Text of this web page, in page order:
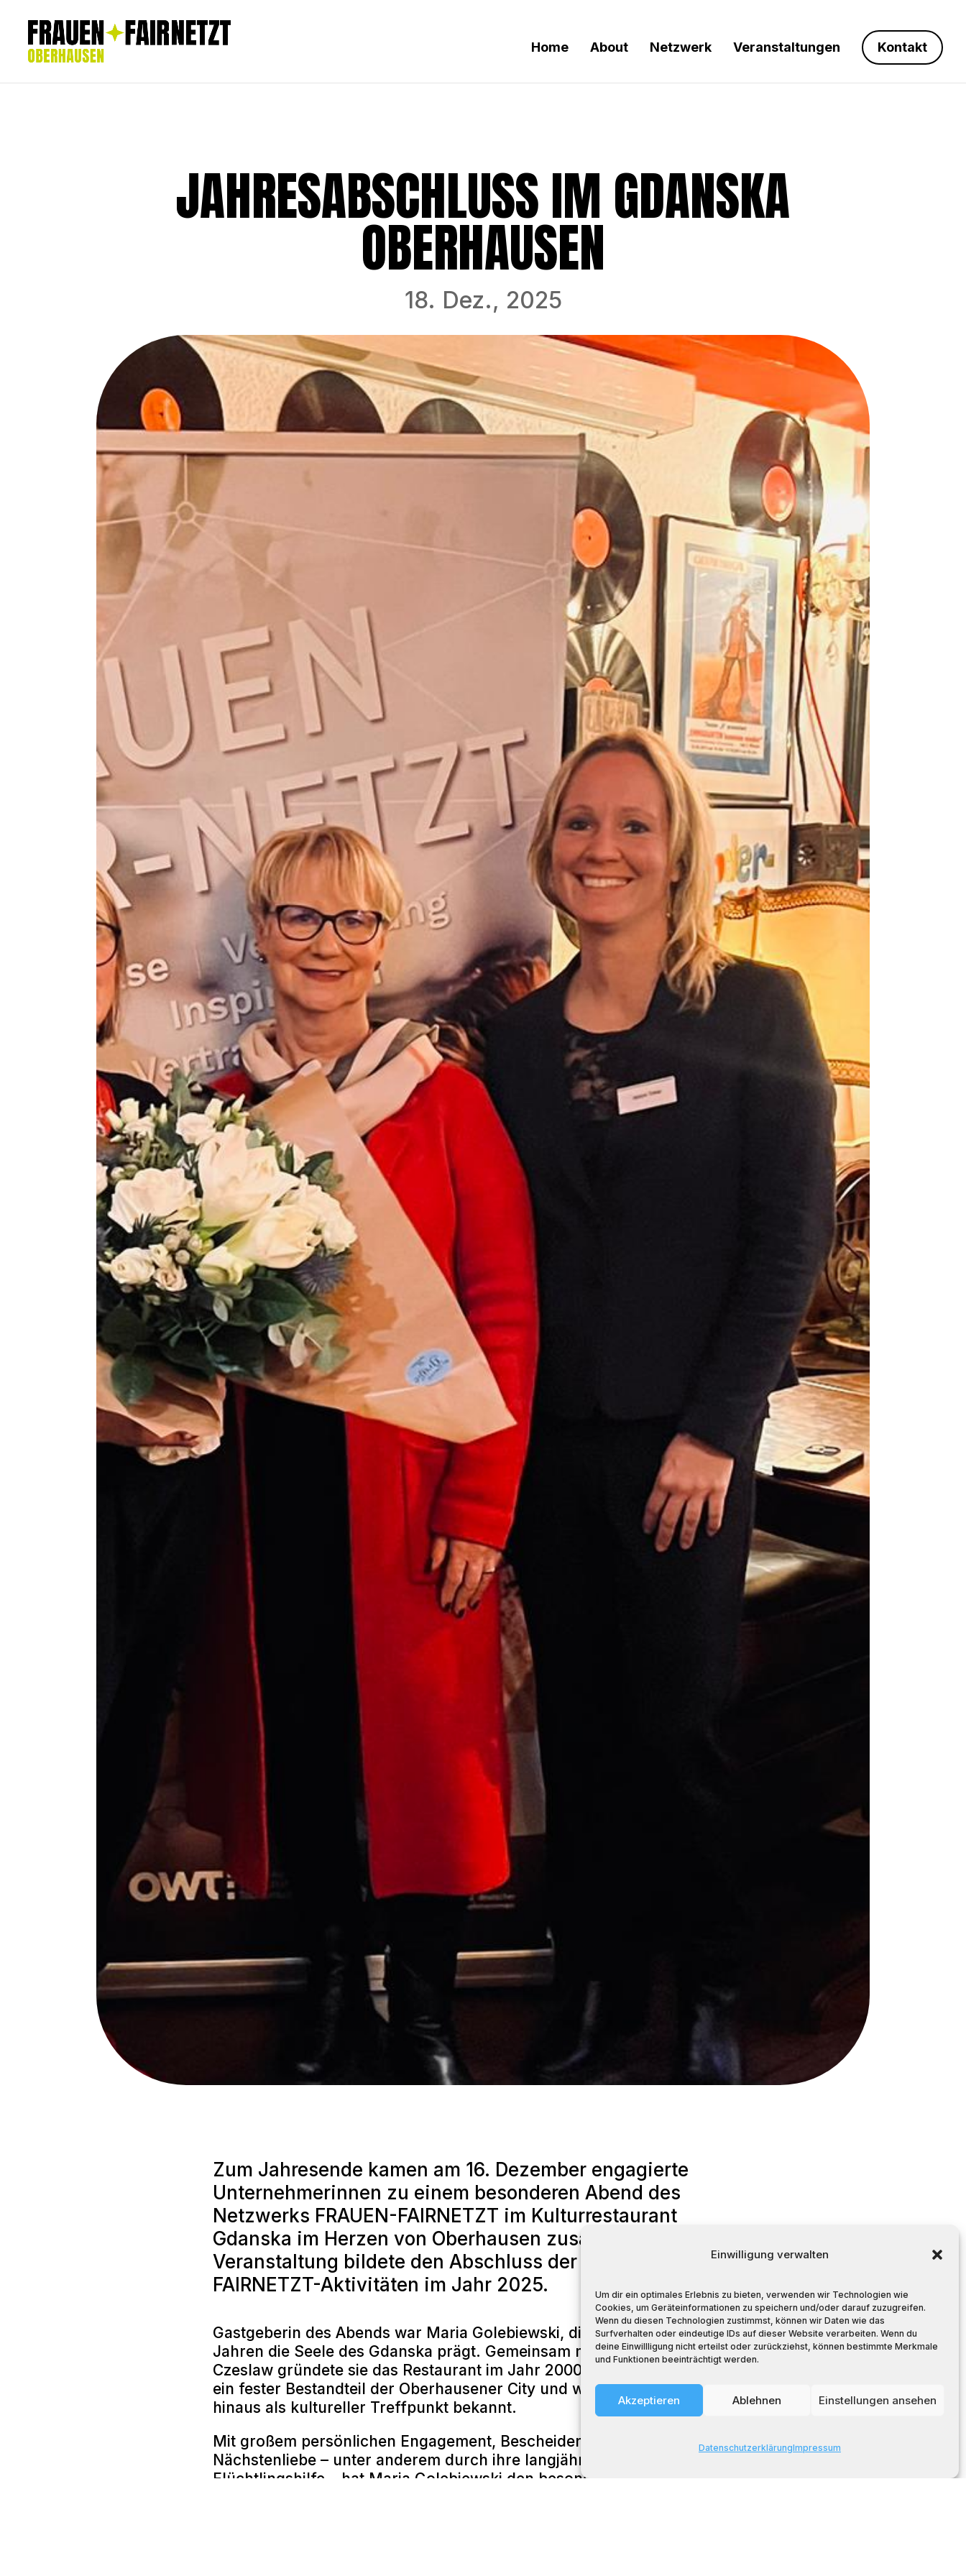
Einwilligung verwalten
Um dir ein optimales Erlebnis zu bieten, verwenden wir Technologien wie
Cookies, um Geräteinformationen zu speichern und/oder darauf zuzugreifen.
Wenn du diesen Technologien zustimmst, können wir Daten wie das
Surfverhalten oder eindeutige IDs auf dieser Website verarbeiten. Wenn du
deine Einwillligung nicht erteilst oder zurückziehst, können bestimmte Merkmale
und Funktionen beeinträchtigt werden.
Akzeptieren Ablehnen Einstellungen ansehen
DatenschutzerklärungImpressum
Home About Netzwerk Veranstaltungen Kontakt
JAHRESABSCHLUSS IM GDANSKA
OBERHAUSEN
18. Dez., 2025
Zum Jahresende kamen am 16. Dezember engagierte
Unternehmerinnen zu einem besonderen Abend des
Netzwerks FRAUEN-FAIRNETZT im Kulturrestaurant
Gdanska im Herzen von Oberhausen zusammen. Die
Veranstaltung bildete den Abschluss der FRAUEN-
FAIRNETZT-Aktivitäten im Jahr 2025.
Gastgeberin des Abends war Maria Golebiewski, die seit nunmehr 25
Jahren die Seele des Gdanska prägt. Gemeinsam mit ihrem Mann
Czeslaw gründete sie das Restaurant im Jahr 2000. Heute ist das Gdanska
ein fester Bestandteil der Oberhausener City und weit über die Region
hinaus als kultureller Treffpunkt bekannt.
Mit großem persönlichen Engagement, Bescheidenheit und gelebter
Nächstenliebe – unter anderem durch ihre langjährige Arbeit in der
Flüchtlingshilfe – hat Maria Golebiewski den besonderen Charakter dieses